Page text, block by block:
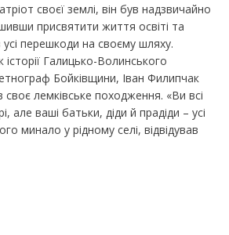
своєї землі, він був надзвичайно
присвятити життя освіті та
усі перешкоди на своєму шляху.
Галицько-Волинського
Бойківщини, Іван Филипчак
лемківське походження. «Ви всі
але ваші батьки, діди й прадіди – усі
минало у рідному селі, відвідував